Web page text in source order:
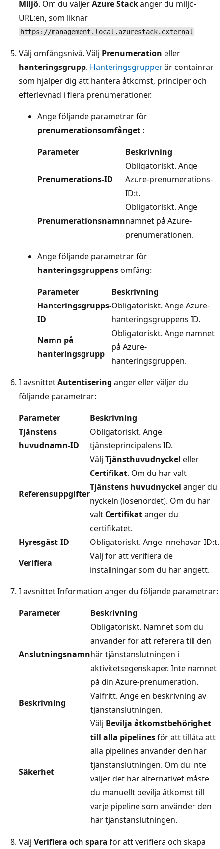
Miljö. Om du väljerAzure Stackanger du miljö-
URL:en, som liknar
https://management.local.azurestack.external .
Välj omfångsnivå. Välj Prenumeration eller
hanteringsgrupp. Hanteringsgrupperär containrar
som hjälper dig att hantera åtkomst, principer och
efterlevnad i flera prenumerationer.
Ange följande parametrar för
prenumerationsomfånget :
Parameter
Beskrivning
Prenumerations-ID
Obligatoriskt. Ange
Azure-prenumerations-
ID:t.
Prenumerationsnamn
Obligatoriskt. Ange
namnet på Azure-
prenumerationen.
Ange följande parametrar för
hanteringsgruppensomfång:
Parameter
Beskrivning
Hanteringsgrupps-
ID
Obligatoriskt. Ange Azure-
hanteringsgruppens ID.
Namn på
hanteringsgrupp
Obligatoriskt. Ange namnet
på Azure-
hanteringsgruppen.
I avsnittetAutentisering anger eller väljer du
följande parametrar:
Parameter
Beskrivning
Tjänstens
huvudnamn-ID
Obligatoriskt. Ange
tjänsteprincipalens ID.
Referensuppgifter
Välj Tjänsthuvudnyckel eller
Certifikat. Om du har valt
Tjänstens huvudnyckel anger du
nyckeln (lösenordet). Om du har
valt Certifikatanger du
certifikatet.
Hyresgäst-ID
Obligatoriskt. Ange innehavar-ID:t.
Verifiera
Välj för att verifiera de
inställningar som du har angett.
I avsnittet Information anger du följande parametrar:
Parameter
Beskrivning
Anslutningsnamn
Obligatoriskt. Namnet som du
använder för att referera till den
här tjänstanslutningen i
aktivitetsegenskaper. Inte namnet
på din Azure-prenumeration.
Beskrivning
Valfritt. Ange en beskrivning av
tjänstanslutningen.
Säkerhet
Välj Bevilja åtkomstbehörighet
till alla pipelinesför att tillåta att
alla pipelines använder den här
tjänstanslutningen. Om du inte
väljer det här alternativet måste
du manuellt bevilja åtkomst till
varje pipeline som använder den
här tjänstanslutningen.
Välj Verifiera och spara för att verifiera och skapa